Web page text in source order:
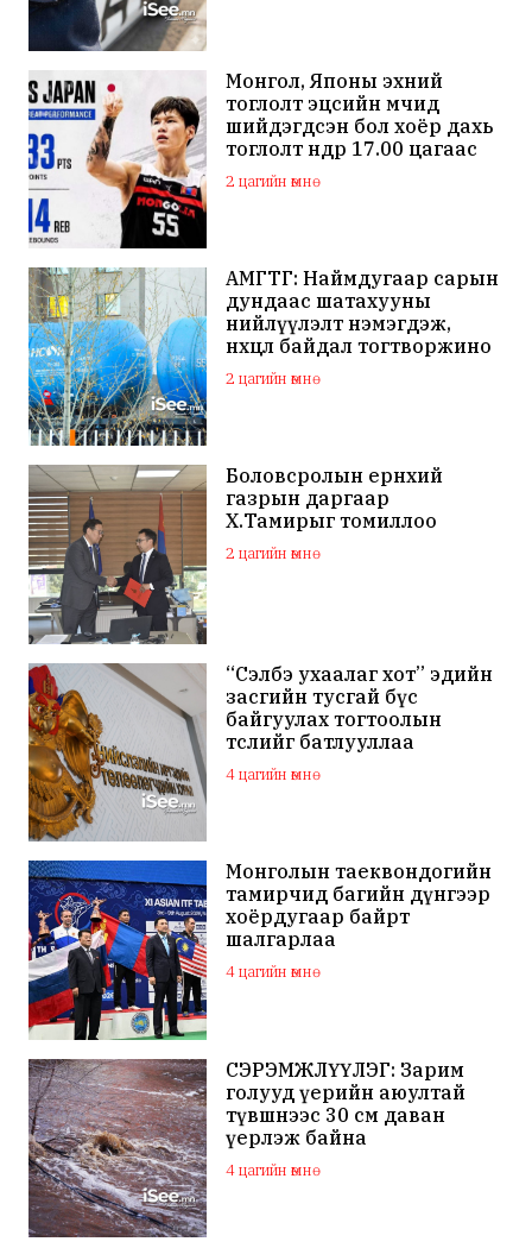
Монгол, Японы эхний
тоглолт эцсийн мөчид
шийдэгдсэн бол хоёр дахь
тоглолт өнөөдөр 17.00 цагаас
эхэлнэ
2 цагийн өмнө
АМГТГ: Наймдугаар сарын
дундаас шатахууны
нийлүүлэлт нэмэгдэж,
нөхцөл байдал тогтворжино
2 цагийн өмнө
Боловсролын ерөнхий
газрын даргаар
Х.Тамирыг томиллоо
2 цагийн өмнө
“Сэлбэ ухаалаг хот” эдийн
засгийн тусгай бүс
байгуулах тогтоолын
төслийг батлууллаа
4 цагийн өмнө
Монголын таеквондогийн
тамирчид багийн дүнгээр
хоёрдугаар байрт
шалгарлаа
4 цагийн өмнө
СЭРЭМЖЛҮҮЛЭГ: Зарим
голууд үерийн аюултай
түвшнээс 30 см даван
үерлэж байна
4 цагийн өмнө